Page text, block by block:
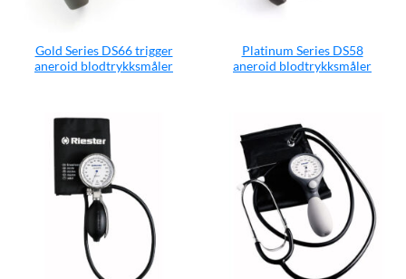
Gold Series DS66 trigger
aneroid blodtrykksmåler
Platinum Series DS58
aneroid blodtrykksmåler